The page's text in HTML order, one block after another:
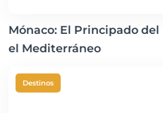
Mónaco: El Principado
el Mediterráneo
Destinos